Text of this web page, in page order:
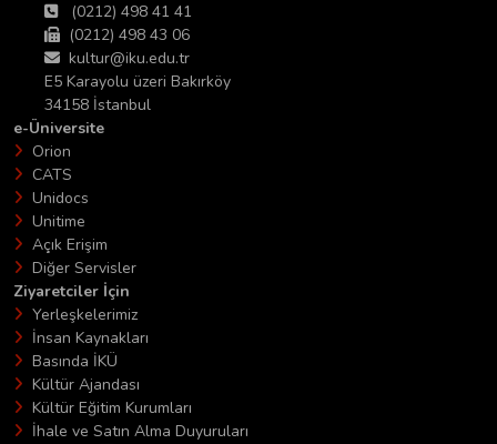
(0212) 498 41 41
(0212) 498 43 06
kultur@iku.edu.tr
E5 Karayolu üzeri Bakırköy
34158 İstanbul
e-Üniversite
Orion
CATS
Unidocs
Unitime
Açık Erişim
Diğer Servisler
Ziyaretciler İçin
Yerleşkelerimiz
İnsan Kaynakları
Basında İKÜ
Kültür Ajandası
Kültür Eğitim Kurumları
İhale ve Satın Alma Duyuruları